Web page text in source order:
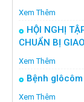
Xem Thêm
HỘI NGHỊ
CHUẨN BỊ
Xem Thêm
Bệnh
Xem Thêm